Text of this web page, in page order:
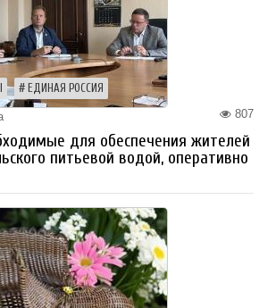
ЕДИНАЯ РОССИЯ
807
для обеспечения жителей
питьевой водой, оперативно